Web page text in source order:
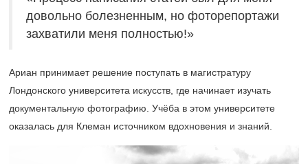
довольно болезненным, но фоторепортажи
захватили меня полностью!»
Ариан принимает решение поступать в магистратуру
Лондонского университета искусств, где начинает изучать
документальную фотографию. Учёба в этом университете
оказалась для Клеман источником вдохновения и знаний.